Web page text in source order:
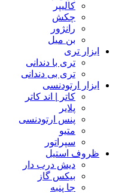
کالیپر
چکش
رانژور
بن میل
ابزار تری
تری با دندانی
تری بی دندانی
ابزار ارتودنسی
کاتر | اند کاتر
پلایر
پنس ارتودنسی
متیو
سپراتور
ظروف استیل
دیش درب دار
بیکس گاز
جا پنبه